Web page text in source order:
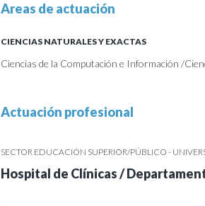
Areas de actuación
CIENCIAS NATURALES Y EXACTAS
Ciencias de la Computación e Información /
Actuación profesional
SECTOR EDUCACIÓN SUPERIOR/PÚBLICO -
Hospital de Clínicas /